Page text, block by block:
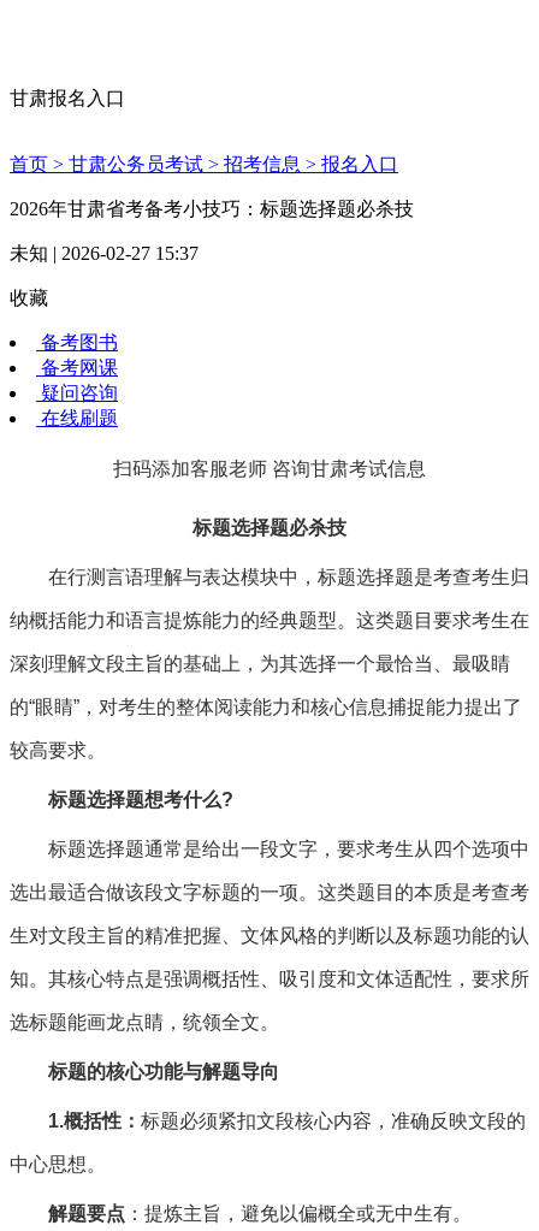
甘肃报名入口
首页 > 甘肃公务员考试 > 招考信息 > 报名入口
2026年甘肃省考备考小技巧：标题选择题必杀技
未知 | 2026-02-27 15:37
收藏
备考图书
备考网课
疑问咨询
在线刷题
扫码添加客服老师 咨询甘肃考试信息
标题选择题必杀技
在行测言语理解与表达模块中，标题选择题是考查考生归
纳概括能力和语言提炼能力的经典题型。这类题目要求考生在
深刻理解文段主旨的基础上，为其选择一个最恰当、最吸睛
的“眼睛”，对考生的整体阅读能力和核心信息捕捉能力提出了
较高要求。
标题选择题想考什么?
标题选择题通常是给出一段文字，要求考生从四个选项中
选出最适合做该段文字标题的一项。这类题目的本质是考查考
生对文段主旨的精准把握、文体风格的判断以及标题功能的认
知。其核心特点是强调概括性、吸引度和文体适配性，要求所
选标题能画龙点睛，统领全文。
标题的核心功能与解题导向
1.概括性： 标题必须紧扣文段核心内容，准确反映文段的
中心思想。
解题要点 ：提炼主旨，避免以偏概全或无中生有。